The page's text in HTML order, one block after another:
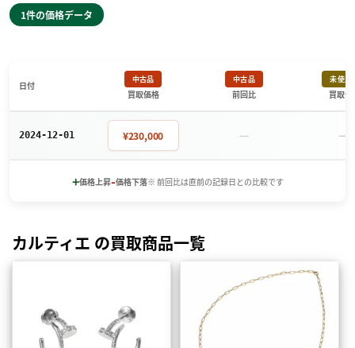
1件の価格データ
日付
中古品
買取価格
中古品
前回比
未使用
買取価
2024-12-01 ¥230,000 － －
+価格上昇-価格下落※ 前回比は直前の記録日との比較です
カルティエ の買取商品一覧